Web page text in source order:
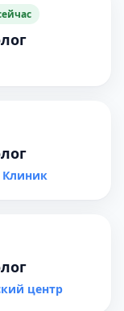
Клиник
центр